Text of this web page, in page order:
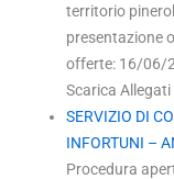
territorio
presentazione
offerte: 16/06/
Scarica Allegati
SERVIZIO DI
INFORTUNI –
Procedura